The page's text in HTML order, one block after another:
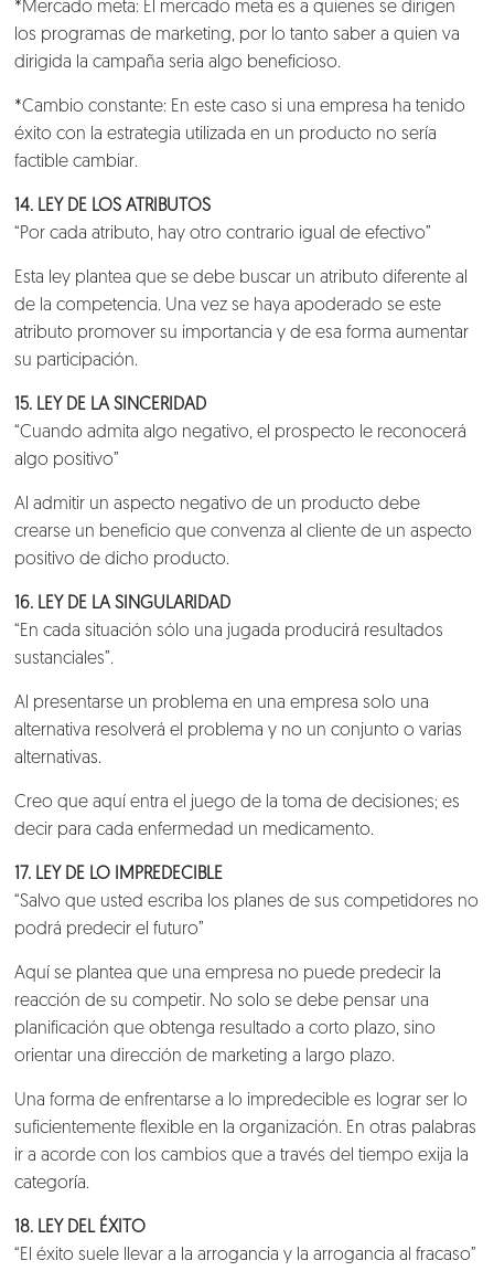
*Mercado meta: El mercado meta es a quienes se dirigen
los programas de marketing, por lo tanto saber a quien va
dirigida la campaña seria algo beneficioso.
*Cambio constante: En este caso si una empresa ha tenido
éxito con la estrategia utilizada en un producto no sería
factible cambiar.
14. LEY DE LOS ATRIBUTOS
“Por cada atributo, hay otro contrario igual de efectivo”
Esta ley plantea que se debe buscar un atributo diferente al
de la competencia. Una vez se haya apoderado se este
atributo promover su importancia y de esa forma aumentar
su participación.
15. LEY DE LA SINCERIDAD
“Cuando admita algo negativo, el prospecto le reconocerá
algo positivo”
Al admitir un aspecto negativo de un producto debe
crearse un beneficio que convenza al cliente de un aspecto
positivo de dicho producto.
16. LEY DE LA SINGULARIDAD
“En cada situación sólo una jugada producirá resultados
sustanciales”.
Al presentarse un problema en una empresa solo una
alternativa resolverá el problema y no un conjunto o varias
alternativas.
Creo que aquí entra el juego de la toma de decisiones; es
decir para cada enfermedad un medicamento.
17. LEY DE LO IMPREDECIBLE
“Salvo que usted escriba los planes de sus competidores no
podrá predecir el futuro”
Aquí se plantea que una empresa no puede predecir la
reacción de su competir. No solo se debe pensar una
planificación que obtenga resultado a corto plazo, sino
orientar una dirección de marketing a largo plazo.
Una forma de enfrentarse a lo impredecible es lograr ser lo
suficientemente flexible en la organización. En otras palabras
ir a acorde con los cambios que a través del tiempo exija la
categoría.
18. LEY DEL ÉXITO
“El éxito suele llevar a la arrogancia y la arrogancia al fracaso”